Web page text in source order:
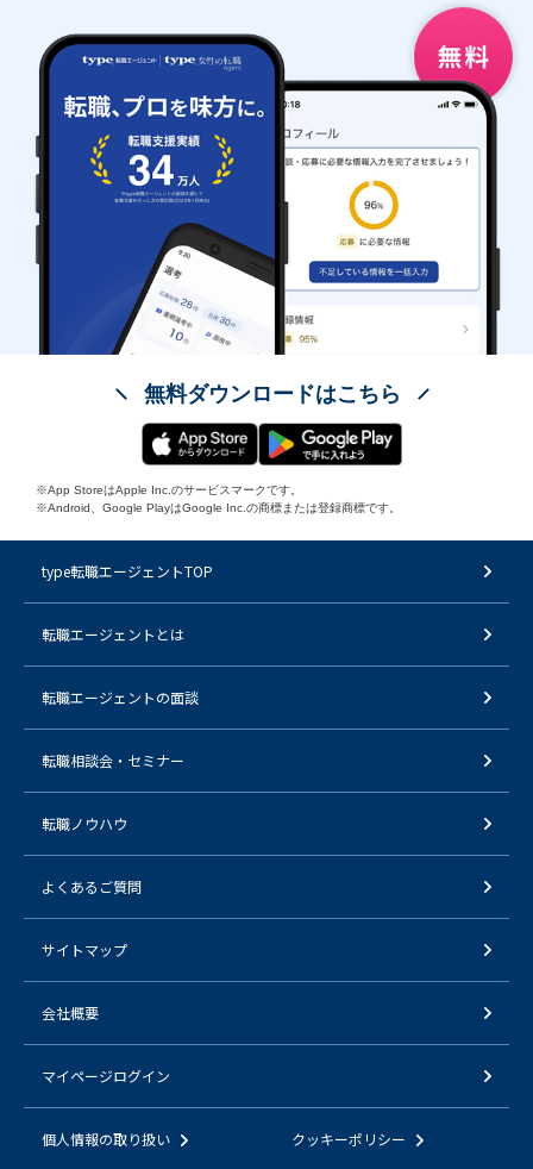
無料ダウンロードはこちら
※App StoreはApple Inc.のサービスマークです。
※Android、Google PlayはGoogle Inc.の商標または登録商標です。
type転職エージェントTOP
転職エージェントとは
転職エージェントの面談
転職相談会・セミナー
転職ノウハウ
よくあるご質問
サイトマップ
会社概要
マイページログイン
個人情報の取り扱い クッキーポリシー